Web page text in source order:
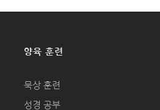
양육 훈련
묵상 훈련
성경 공부